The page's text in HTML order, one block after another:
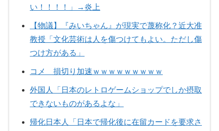
い！！！！」→炎上
【物議】『みいちゃん』が現実で蔑称化？近大准
教授「文化芸術は人を傷つけてもよい。ただし傷
つけ方がある」
コメ 損切り加速ｗｗｗｗｗｗｗｗｗ
外国人「日本のレトロゲームショップでしか摂取
できないものがあるよな」
帰化日本人「日本で帰化後に在留カードを要求さ